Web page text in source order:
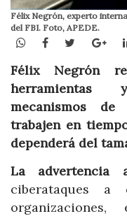
Félix Negrón, experto
del FBI. Foto, APEDE.
WhatsApp
Facebook
Twitter
Félix Negrón
herramientas
mecanismos
trabajen en
dependerá del
La
ciberataques a